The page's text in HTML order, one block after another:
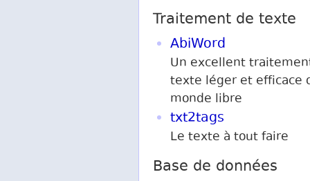
Traitement de texte
AbiWord
Un excellent
texte léger et efficace
monde libre
txt2tags
Le texte à tout faire
Base de données